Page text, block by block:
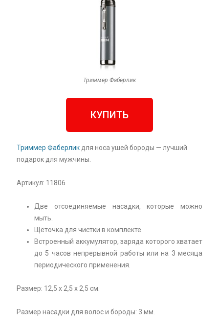
Триммер Фаберлик
КУПИТЬ
Триммер Фаберлик для носа ушей бороды — лучший
подарок для мужчины.
Артикул: 11806
Две отсоединяемые насадки, которые можно
мыть.
Щёточка для чистки в комплекте.
Встроенный аккумулятор, заряда которого хватает
до 5 часов непрерывной работы или на 3 месяца
периодического применения.
Размер: 12,5 х 2,5 х 2,5 см.
Размер насадки для волос и бороды: 3 мм.